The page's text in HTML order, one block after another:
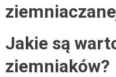
Jakie są
ziemniaków?